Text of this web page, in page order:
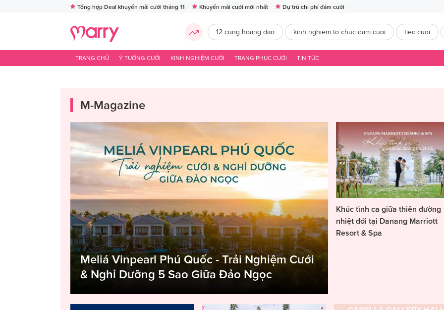
Tổng hợp Deal khuyến mãi cưới tháng 11 Khuyến mãi cưới mới nhất Dự trù chi phí đám cưới
12 cung hoang dao kinh nghiem to chuc dam cuoi tiec cuoi
TRANG CHỦ Ý TƯỞNG CƯỚI KINH NGHIỆM CƯỚI TRANG PHỤC CƯỚI TIN TỨC
M-Magazine
Meliá Vinpearl Phú Quốc - Trải Nghiệm Cưới
& Nghỉ Dưỡng 5 Sao Giữa Đảo Ngọc
Khúc tình ca giữa thiên đường
nhiệt đới tại Danang Marriott
Resort & Spa